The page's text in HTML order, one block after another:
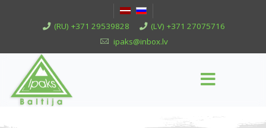
(RU) +371 29539828
(LV) +371 27075716
ipaks@inbox.lv